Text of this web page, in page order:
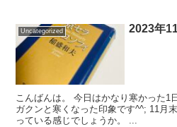
Uncategorized 2023年
こんばんは。 今日はかなり寒かった1
ガクンと寒くなった印象です^^; 11月
っている感じでしょうか。 ...